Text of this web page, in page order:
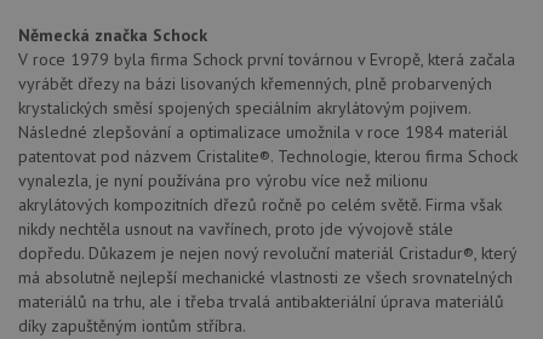
Německá značka Schock
V roce 1979 byla firma Schock první továrnou v Evropě, která začala
vyrábět dřezy na bázi lisovaných křemenných, plně probarvených
krystalických směsí spojených speciálním akrylátovým pojivem.
Následné zlepšování a optimalizace umožnila v roce 1984 materiál
patentovat pod názvem Cristalite®. Technologie, kterou firma Schock
vynalezla, je nyní používána pro výrobu více než milionu
akrylátových kompozitních dřezů ročně po celém světě. Firma však
nikdy nechtěla usnout na vavřínech, proto jde vývojově stále
dopředu. Důkazem je nejen nový revoluční materiál Cristadur®, který
má absolutně nejlepší mechanické vlastnosti ze všech srovnatelných
materiálů na trhu, ale i třeba trvalá antibakteriální úprava materiálů
díky zapuštěným iontům stříbra.